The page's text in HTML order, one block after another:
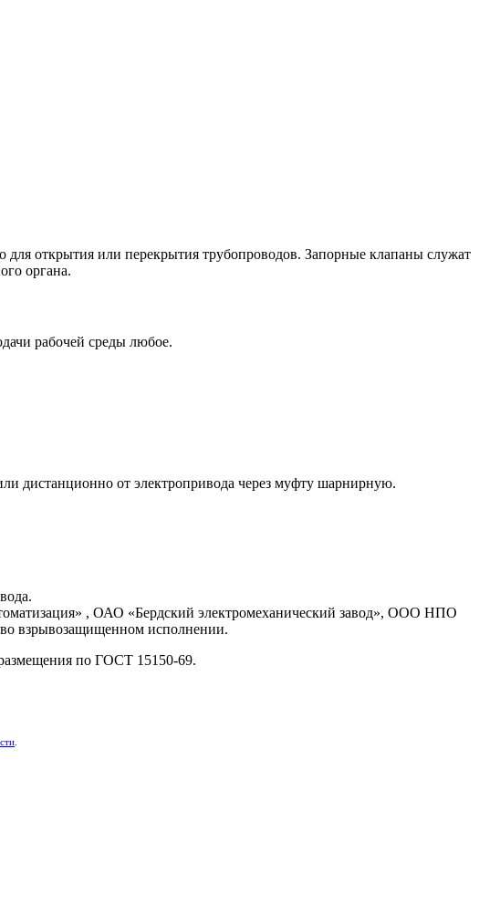
для открытия или перекрытия трубопроводов. Запорные клапаны служат
органа.
рабочей среды любое.
дистанционно от электропривода через муфту шарнирную.
, ОАО «Бердский электромеханический завод», ООО НПО
взрывозащищенном исполнении.
по ГОСТ 15150-69.